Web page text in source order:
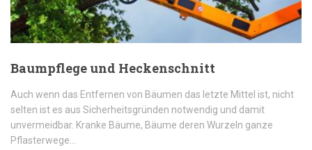
Baumpflege und Heckenschnitt
Auch wenn das Entfernen von Bäumen das letzte Mittel ist, nicht
selten ist es aus Sicherheitsgründen notwendig und damit
unvermeidbar. Kranke Bäume, Bäume deren Wurzeln ganze
Pflasterwege…